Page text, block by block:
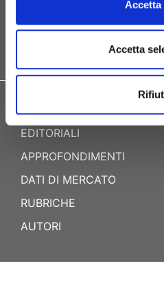
Accetta
Maggio 2026
Il mercato del
maturo?
Mercato maturo o ancora in
innovazione, nuovi operatori e
inespressa aprono ancora
factoring si configura quindi
ricco di opportunità.